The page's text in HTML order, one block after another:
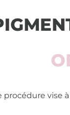
vise